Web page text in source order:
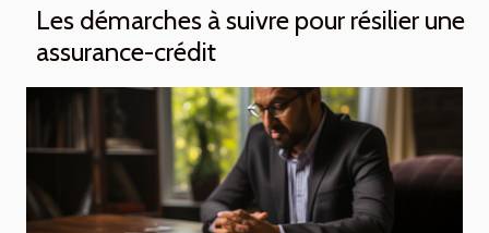
Les démarches à suivre pour résilier une
assurance-crédit